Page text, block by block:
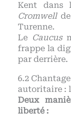
Kent dans
Cromwellde
Turenne.
Le Caucus
frappe la
par derrière.
autoritaire :
Deux
liberté :